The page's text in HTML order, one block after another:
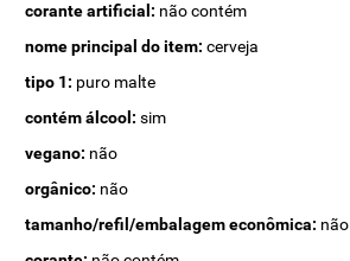
corante artificial: não contém
nome principal do item: cerveja
tipo 1: puro malte
contém álcool: sim
vegano: não
orgânico: não
tamanho/refil/embalagem econômica: não